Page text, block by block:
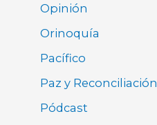
Opinión
Orinoquía
Pacífico
Paz y Reconciliación
Pódcast